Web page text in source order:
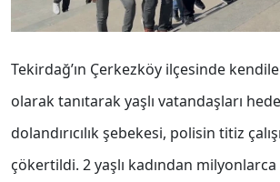
Tekirdağ’ın Çerkezköy ilçesinde
olarak tanıtarak yaşlı vatandaşları
dolandırıcılık şebekesi, polisin titiz
çökertildi. 2 yaşlı kadından